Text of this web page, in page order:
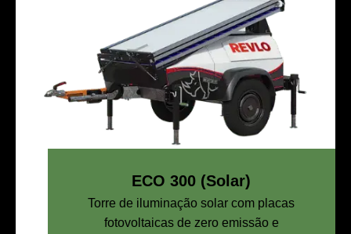
ECO 300 (Solar)
Torre de iluminação solar com placas
fotovoltaicas de zero emissão e